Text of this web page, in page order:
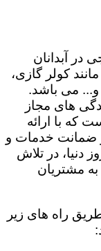
در آبدانان
کولر گازی،
می باشد.
های مجاز
که با ارائه
ضمانت خدمات و
دنیا، در تلاش
مشتریان
راه های زیر